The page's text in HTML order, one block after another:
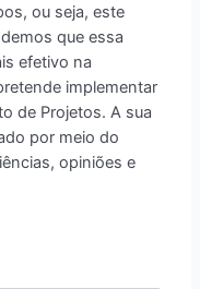
ou seja, este
que essa
efetivo na
implementar
de Projetos. A sua
por meio do
opiniões e